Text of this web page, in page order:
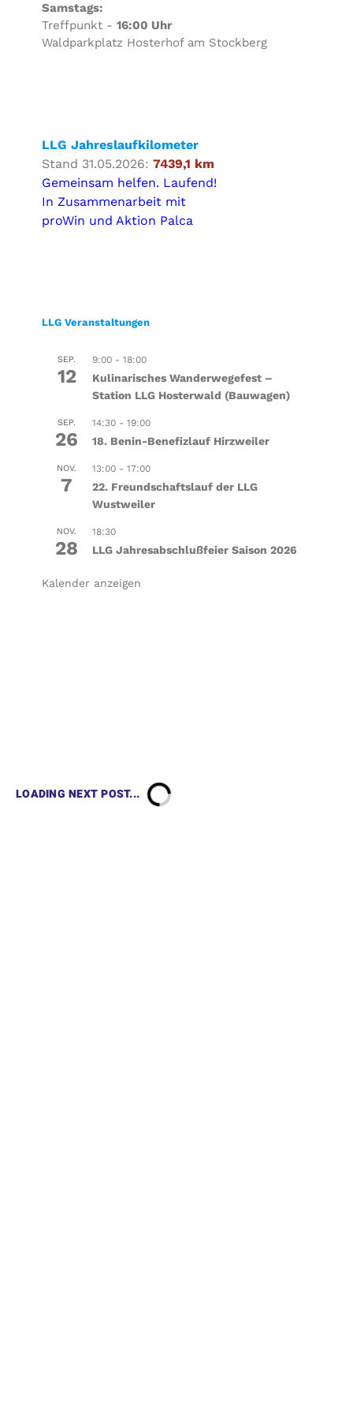
Samstags:
Treffpunkt - 16:00 Uhr
Waldparkplatz Hosterhof am Stockberg
LLG Jahreslaufkilometer
Stand 31.05.2026: 7439,1 km
Gemeinsam helfen. Laufend!
In Zusammenarbeit mit
proWin und Aktion Palca
LLG Veranstaltungen
SEP.
12
9:00- 18:00
Kulinarisches Wanderwegefest –
Station LLG Hosterwald (Bauwagen)
SEP.
26
14:30- 19:00
18. Benin-Benefizlauf Hirzweiler
NOV.
7
13:00- 17:00
22. Freundschaftslauf der LLG
Wustweiler
NOV.
28
18:30
LLG Jahresabschlußfeier Saison 2026
Kalender anzeigen
LOADING NEXT POST...